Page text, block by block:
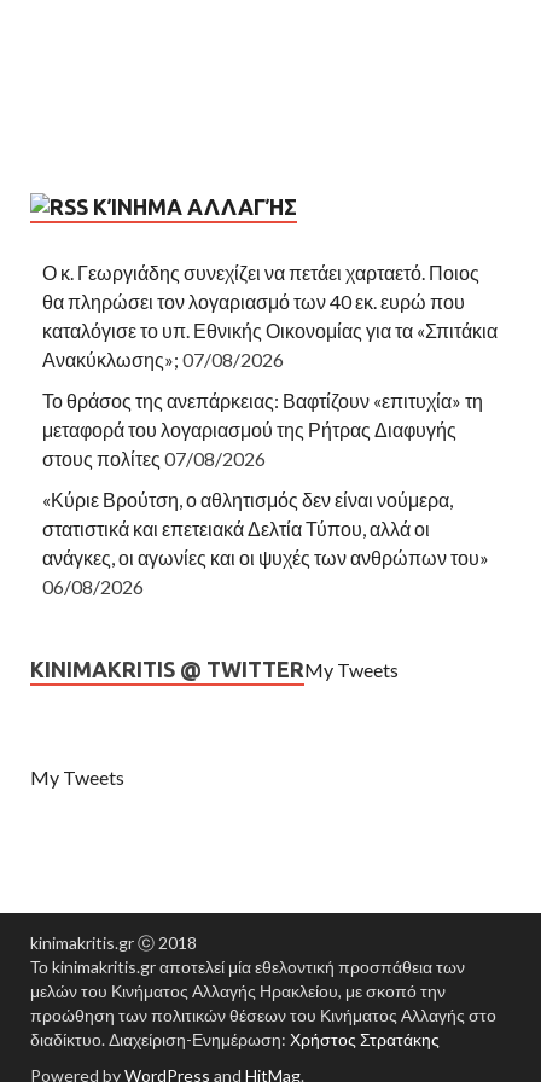
ΚΊΝΗΜΑ ΑΛΛΑΓΉΣ
Ο κ. Γεωργιάδης συνεχίζει να πετάει χαρταετό. Ποιος
θα πληρώσει τον λογαριασμό των 40 εκ. ευρώ που
καταλόγισε το υπ. Εθνικής Οικονομίας για τα «Σπιτάκια
Ανακύκλωσης»; 07/08/2026
Το θράσος της ανεπάρκειας: Βαφτίζουν «επιτυχία» τη
μεταφορά του λογαριασμού της Ρήτρας Διαφυγής
στους πολίτες 07/08/2026
«Κύριε Βρούτση, ο αθλητισμός δεν είναι νούμερα,
στατιστικά και επετειακά Δελτία Τύπου, αλλά οι
ανάγκες, οι αγωνίες και οι ψυχές των ανθρώπων του»
06/08/2026
KINIMAKRITIS @ TWITTERMy Tweets
My Tweets
kinimakritis.gr ⓒ 2018
Το kinimakritis.gr αποτελεί μία εθελοντική προσπάθεια των
μελών του Κινήματος Αλλαγής Ηρακλείου, με σκοπό την
προώθηση των πολιτικών θέσεων του Κινήματος Αλλαγής στο
διαδίκτυο. Διαχείριση-Ενημέρωση: Χρήστος Στρατάκης
Powered byWordPress and HitMag.